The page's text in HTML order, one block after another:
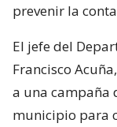
prevenir la
El jefe del
Francisco
a una campaña
municipio para